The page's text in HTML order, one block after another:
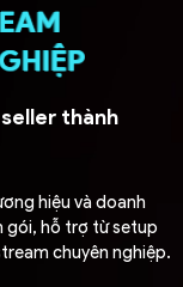
thành
hiệu và doanh
gói, hỗ trợ từ setup
chuyên nghiệp.